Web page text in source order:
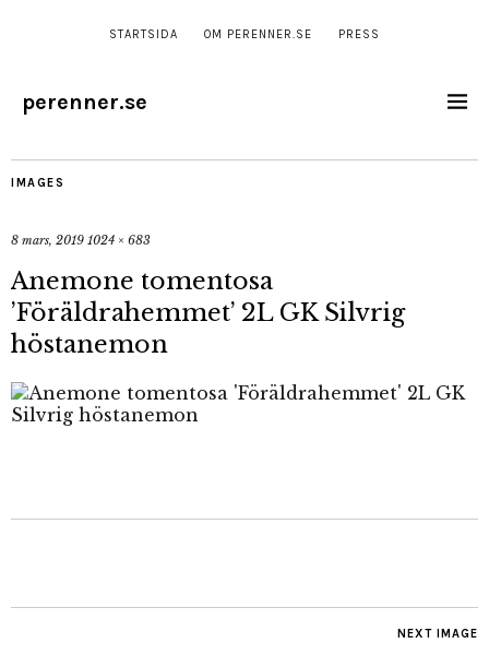
STARTSIDA OM PERENNER.SE PRESS
perenner.se
IMAGES
8 mars, 2019 1024 × 683
Anemone tomentosa
’Föräldrahemmet’ 2L GK Silvrig
höstanemon
NEXT IMAGE